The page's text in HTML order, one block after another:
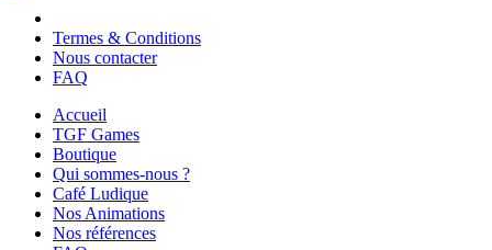
Termes & Conditions
Nous contacter
FAQ
Accueil
TGF Games
Boutique
Qui sommes-nous ?
Café Ludique
Nos Animations
Nos références